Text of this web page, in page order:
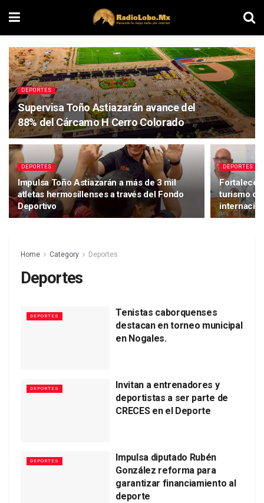
DEPORTES
Supervisa Toño Astiazarán avance del
88% del Cárcamo H Cerro Colorado
DEPORTES
Impulsa Toño Astiazarán a más de 3 mil
atletas hermosillenses a través del Fondo
Deportivo
DEPORTES
Fortalece
turismo
Home Category Deportes
Deportes
DEPORTES
Tenistas caborquenses
destacan en torneo municipal
en Nogales.
DEPORTES
Invitan a entrenadores y
deportistas a ser parte de
CRECES en el Deporte
DEPORTES
Impulsa diputado Rubén
González reforma para
garantizar financiamiento al
deporte